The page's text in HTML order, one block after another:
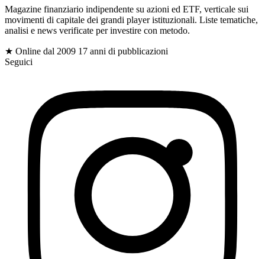
$
Magazine finanziario indipendente su azioni ed ETF, verticale sui
movimenti di capitale dei grandi player istituzionali. Liste tematiche,
analisi e news verificate per investire con metodo.
★ Online dal 2009 17 anni di pubblicazioni
Seguici